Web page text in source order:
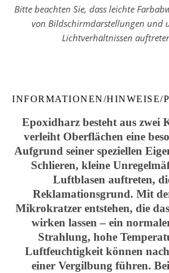
Bitte beachten Sie, dass leichte
von Bildschirmdarstellungen und
Lichtverhältnissen
INFORMATIONEN/HINWEISE/
Epoxidharz besteht aus zwei
verleiht Oberflächen eine
Aufgrund seiner speziellen
Schlieren, kleine
Luftblasen auftreten,
Reklamationsgrund. Mit
Mikrokratzer entstehen, die
wirken lassen – ein
Strahlung, hohe
Luftfeuchtigkeit können
einer Vergilbung führen.